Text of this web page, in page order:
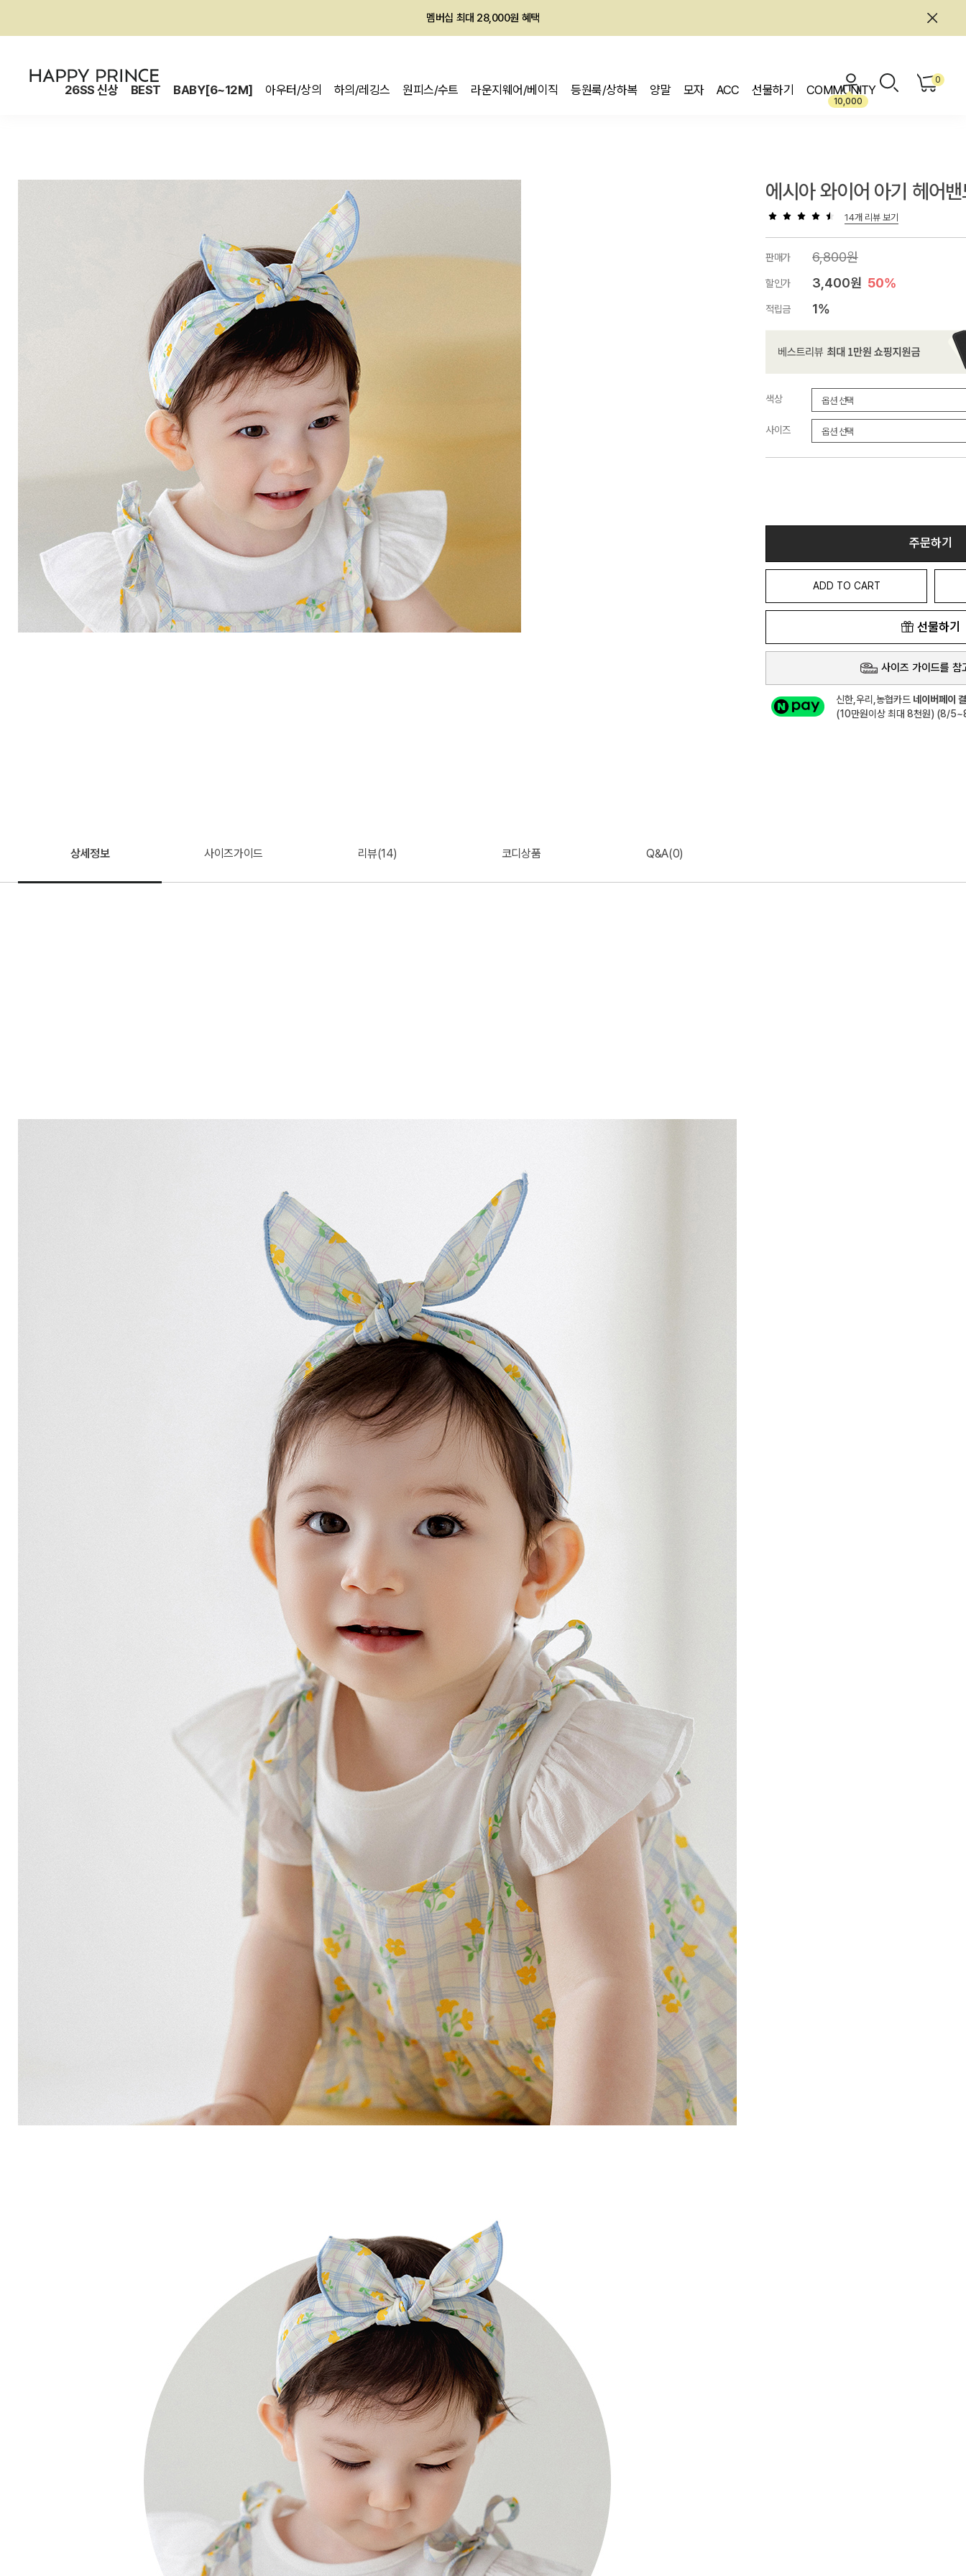
회원전용 아울렛, 가입하면 ~60% 할인!
26SS 신상 BEST BABY[6~12M] 아우터/상의 하의/레깅스 원피스/수트 라운지웨어/베이직 등원룩/상하복 양말 모자 ACC 선물하기 COMMUNITY
10,000
0
에시아 와이어 아기 헤어
14개 리뷰 보기
판매가 6,800원
할인가 3,400원 50%
적립금 1%
색상
사이즈
주문하기
ADD TO CART
선물하기
사이즈 가이드를 참
신한,우리,농협카드 네이버페이
(10만원이상 최대 8천원) (8/
상세정보 사이즈가이드 리뷰(14) 코디상품 Q&A(0)